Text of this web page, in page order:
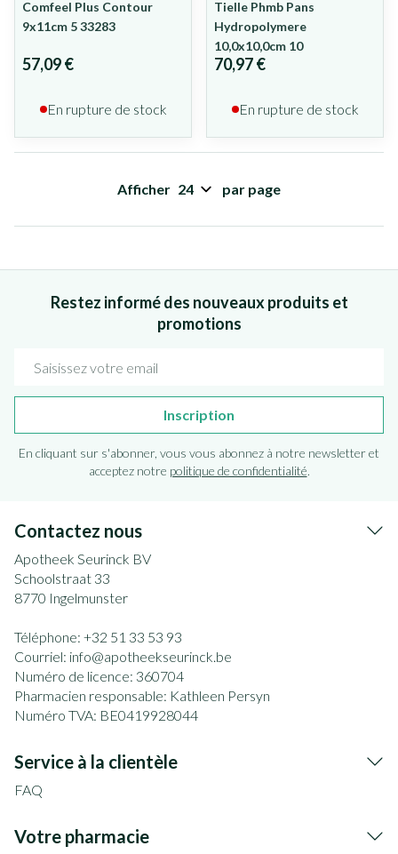
Comfeel Plus Contour
9x11cm 5 33283
57,09 €
En rupture de stock
Tielle Phmb Pans
Hydropolymere
10,0x10,0cm 10
70,97 €
En rupture de stock
Afficher par page
Restez informé des nouveaux produits et
promotions
Inscription
En cliquant sur s'abonner, vous vous abonnez à notre newsletter et
acceptez notre politique de confidentialité.
Contactez nous
Apotheek Seurinck BV
Schoolstraat 33
8770 Ingelmunster
Téléphone: +32 51 33 53 93
Courriel: info@apotheekseurinck.be
Numéro de licence: 360704
Pharmacien responsable: Kathleen Persyn
Numéro TVA: BE0419928044
Service à la clientèle
FAQ
Votre pharmacie